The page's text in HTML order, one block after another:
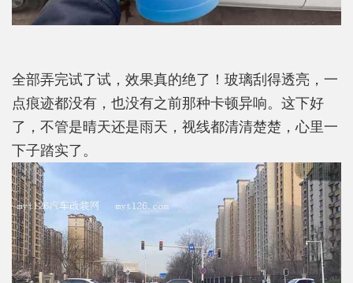
全部弄完试了试，效果真的绝了！玻璃刮得透亮，一
点痕迹都没有，也没有之前那种卡顿异响。这下好
了，不管是晴天还是雨天，视线都清清楚楚，心里一
下子踏实了。